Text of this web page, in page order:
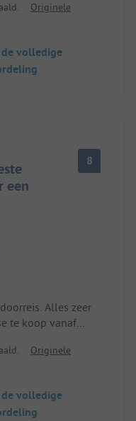
wat er wordt
Originele
de volledige
een
8
Alles zeer
te koop vanaf
is de prijs.
elektra voor
Originele
de volledige